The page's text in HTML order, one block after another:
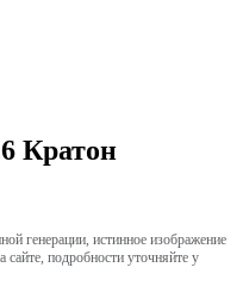
Кратон
генерации, истинное изображение
сайте, подробности уточняйте у